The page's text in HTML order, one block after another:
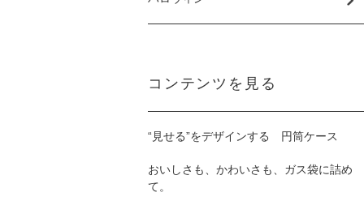
コンテンツを見る
“見せる”をデザインする 円筒ケース
おいしさも、かわいさも、ガス袋に詰め
て。